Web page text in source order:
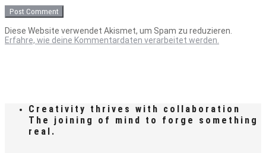
Diese Website verwendet Akismet, um Spam zu reduzieren.
Erfahre, wie deine Kommentardaten verarbeitet werden.
Creativity thrives with collaboration
The joining of mind to forge something
real.